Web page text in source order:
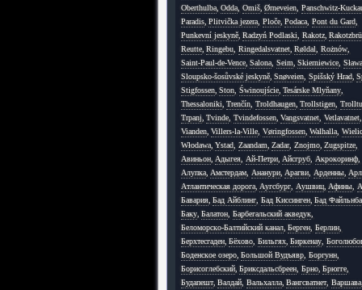
Oberthulba, Odda Omiš, Ørneveien Panschwitz-
Paradis, Plitvička jezera Ploče, Podaca Pont du Gard,
Punkevní jeskyně, Radzyń Podlaski, Rakotz,
Reutte, Ringebu Ringedalsvatnet, Røldal, Rożnów,
Saint-Paul-de-Vence, Salona Seim, Skierniewice,
Sloupsko-šosůvské jeskyně, Snøveien Spišský Hrad,
Stigfossen, Ston Świnoujście, Tesárske Mlyňany
Thessaloniki, Trenčín Troldhaugen, Trollstigen
Trpanj, Tvinde, Tvindefossen, Vangsvatnet Vetlavatnet,
Vianden, Villers-la-Ville, Vøringfossen, Walhalla
Włodawa, Ystad Zaandam, Zadar, Znojmo, Zugspitze,
Авиньон, Адыгея, Ай-Петри, Айсгруб Акрокоринф,
Алупка, Амстердам Ананури, Арагви Арденны,
Атлантическая дорога, Аугсбург Аушвиц, Афины,
Бавария, Бад Айблинг Бад Киссинген, Бад
Баку, Балатон Барбегальский акведук,
Беломорско-Балтийский канал, Берген Берлин,
Берхтесгаден, Бёхово Бильгях, Биркенау
Боденское озеро, Большой Вудъявр Боргунн,
Борисоглебский, Бриксдальсбреен Брно, Брюгге,
Будапешт, Валдай, Вальхалла, Вангсватнет, Варшава